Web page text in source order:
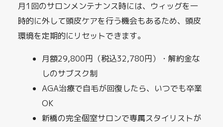
月1回のサロンメンテナンス時には、ウィッグを一
時的に外して頭皮ケアを行う機会もあるため、頭皮
環境を定期的にリセットできます。
月額29,800円（税込32,780円）・解約金な
しのサブスク制
AGA治療で自毛が回復したら、いつでも卒業
OK
新橋の完全個室サロンで専属スタイリストが